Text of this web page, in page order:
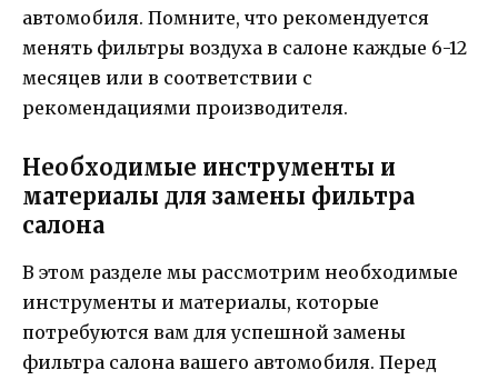
автомобиля. Помните, что рекомендуется
менять фильтры воздуха в салоне каждые 6-12
месяцев или в соответствии с
рекомендациями производителя.
Необходимые инструменты и
материалы для замены фильтра
салона
В этом разделе мы рассмотрим необходимые
инструменты и материалы, которые
потребуются вам для успешной замены
фильтра салона вашего автомобиля. Перед